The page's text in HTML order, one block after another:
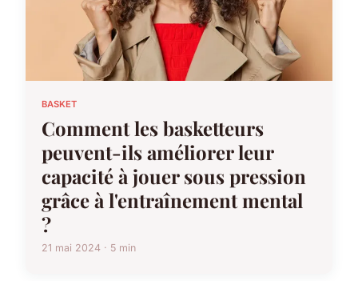
BASKET
Comment les basketteurs
peuvent-ils améliorer leur
capacité à jouer sous pression
grâce à l'entraînement mental
?
21 mai 2024 · 5 min